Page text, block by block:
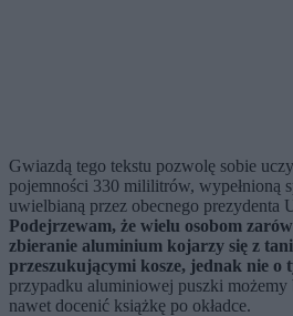
Gwiazdą tego tekstu pozwolę sobie
pojemności 330 mililitrów, wypełnioną
uwielbianą przez obecnego prezydenta
Podejrzewam, że wielu osobom
zbieranie aluminium kojarzy się z
przeszukującymi kosze, jednak nie o
przypadku aluminiowej puszki
nawet docenić książkę po okładce.